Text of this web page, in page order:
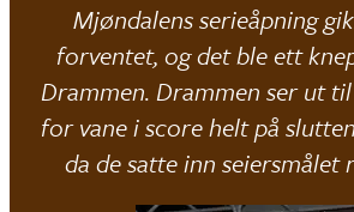
Mjøndalens serieåpning
forventet, og det ble ett
Drammen. Drammen ser ut
for vane i score helt på
da de satte inn